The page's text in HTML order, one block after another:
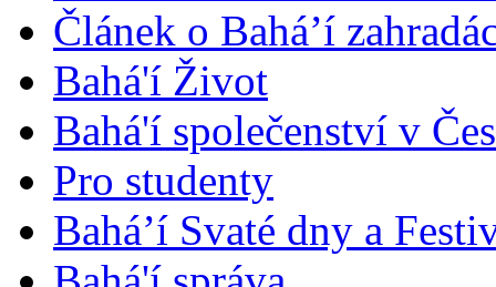
Článek o Bahá’í
Bahá'í Život
Bahá'í společenství v
Pro studenty
Bahá’í Svaté dny a